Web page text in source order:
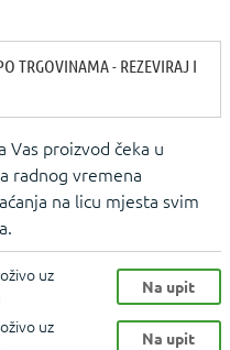
TRGOVINAMA - REZEVIRAJ I
Vas proizvod čeka u
radnog vremena
na licu mjesta svim
uz
Na upit
uz
Na upit